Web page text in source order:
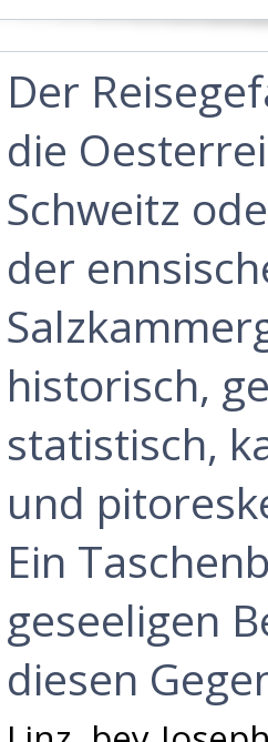
‎Der
die
Schweitz
der
historisch,
statistisch,
und
Ein
geseeligen
diesen